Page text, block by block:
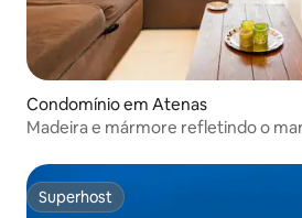
Condomínio em Atenas
Madeira e mármore refletindo o
Superhost
Superhost